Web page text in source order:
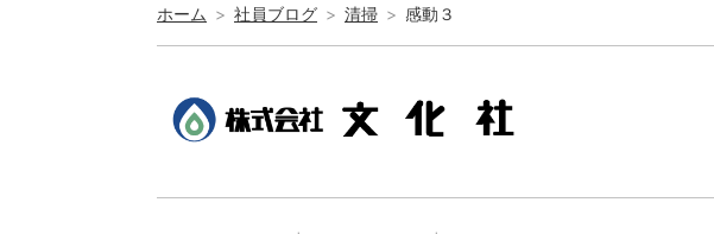
ホーム 社員ブログ 清掃 感動３